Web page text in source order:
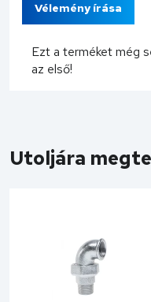
Vélemény írása
Ezt a terméket még
az első!
Utoljára